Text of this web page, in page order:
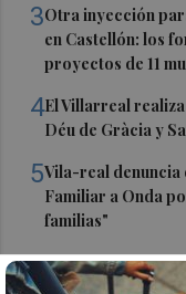
3Otra inyección
en Castellón: los
proyectos de 11
4El Villarreal
Déu de Gràcia y
5Vila-real denuncia
Familiar a Onda
familias"